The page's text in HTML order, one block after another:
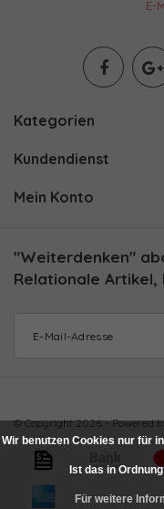
E-
Kategorien
Kundendienst
Mein Konto
"Weiterdenken"
Relationale Artikel,
© Copyright 2026 - Powered
Wir benutzen Cookies nur für
Ist das in
Für weitere